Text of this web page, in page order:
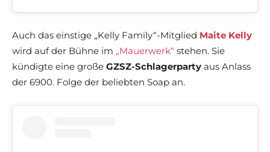
Auch das einstige „Kelly Family“-Mitglied Maite Kelly
wird auf der Bühne im „Mauerwerk“ stehen. Sie
kündigte eine große GZSZ-Schlagerparty aus Anlass
der 6900. Folge der beliebten Soap an.